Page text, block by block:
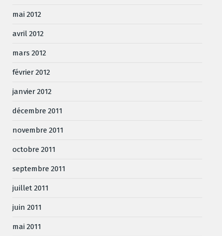
mai 2012
avril 2012
mars 2012
février 2012
janvier 2012
décembre 2011
novembre 2011
octobre 2011
septembre 2011
juillet 2011
juin 2011
mai 2011